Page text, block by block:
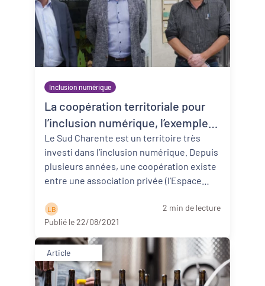
Inclusion numérique
La coopération territoriale pour
l’inclusion numérique, l’exemple
du Sud Charente (16)
Le Sud Charente est un territoire très
investi dans l’inclusion numérique. Depuis
plusieurs années, une coopération existe
entre une association privée (l’Espace
suite
L B
2 min de lecture
Publié le 22/08/2021
Article